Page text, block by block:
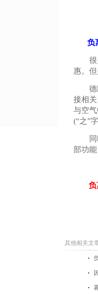
负
很多
惠。
德国
接相
与空
(“之”
同时
部功
负
其他相关文